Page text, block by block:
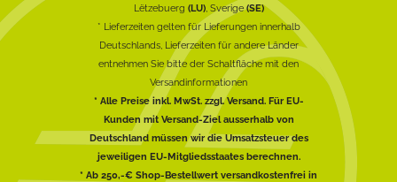
Lëtzebuerg (LU), Sverige(SE)
* Lieferzeiten gelten für Lieferungen innerhalb
Deutschlands, Lieferzeiten für andere Länder
entnehmen Sie bitte der Schaltfläche mit den
Versandinformationen
* Alle Preise inkl. MwSt. zzgl. Versand. Für EU-
Kunden mit Versand-Ziel ausserhalb von
Deutschland müssen wir die Umsatzsteuer des
jeweiligen EU-Mitgliedsstaates berechnen.
* Ab 250,-€ Shop-Bestellwert versandkostenfrei in